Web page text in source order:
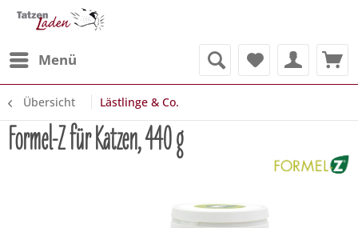
Menü
Übersicht Lästlinge & Co.
Formel-Z für Katzen, 440 g